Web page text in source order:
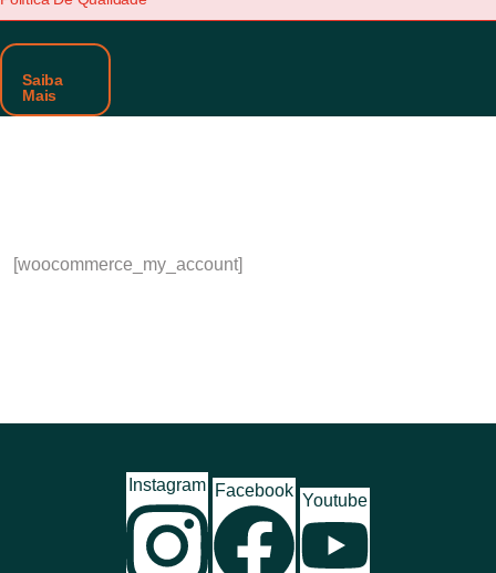
Saiba
Mais
[woocommerce_my_account]
Instagram Facebook
Youtube